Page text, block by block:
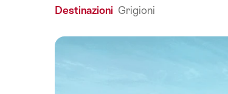
Destinazioni Grigioni